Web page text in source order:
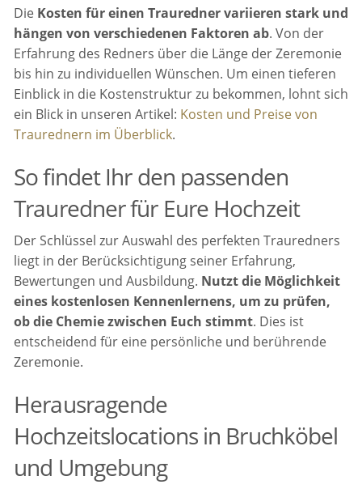
Die Kosten für einen Trauredner variieren stark und
hängen von verschiedenen Faktoren ab. Von der
Erfahrung des Redners über die Länge der Zeremonie
bis hin zu individuellen Wünschen. Um einen tieferen
Einblick in die Kostenstruktur zu bekommen, lohnt sich
ein Blick in unseren Artikel: Kosten und Preise von
Traurednern im Überblick.
So findet Ihr den passenden
Trauredner für Eure Hochzeit
Der Schlüssel zur Auswahl des perfekten Trauredners
liegt in der Berücksichtigung seiner Erfahrung,
Bewertungen und Ausbildung. Nutzt die Möglichkeit
eines kostenlosen Kennenlernens, um zu prüfen,
ob die Chemie zwischen Euch stimmt. Dies ist
entscheidend für eine persönliche und berührende
Zeremonie.
Herausragende
Hochzeitslocations in Bruchköbel
und Umgebung